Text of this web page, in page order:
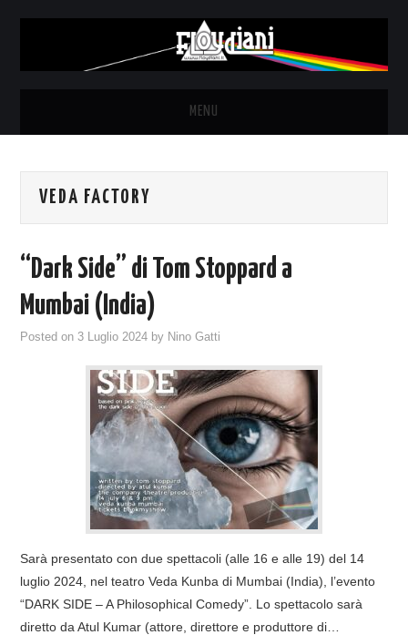
MENU
NEWS
SYD BARRETT – ALLE SOGLIE
DELL’ALBA
COVER & TRIBUTI
DISCOGRAFIA
LINKS
CONTATTI
VEDA FACTORY
“Dark Side” di Tom Stoppard a
Mumbai (India)
Posted on 3 Luglio 2024 by Nino Gatti
Sarà presentato con due spettacoli (alle 16 e alle 19) del 14
luglio 2024, nel teatro Veda Kunba di Mumbai (India), l’evento
“DARK SIDE – A Philosophical Comedy”. Lo spettacolo sarà
diretto da Atul Kumar (attore, direttore e produttore di…